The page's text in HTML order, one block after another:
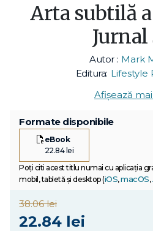
Arta subtilă
Jurnal
Autor : Mark
Editura: Lifestyle
Afișează
Formate disponibile
eBook
22.84 lei
Poți citi acest titlu numai cu aplicația
mobil, tabletă și desktop (iOS,macOS,
38.06 lei
22.84 lei